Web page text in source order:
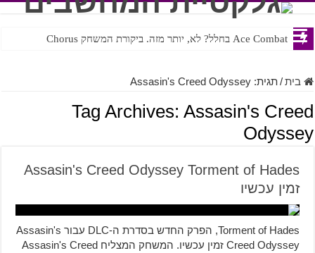
Ace Combat בחלל? לא, יותר מזה. ביקורת המשחק Chorus
בית/תגית:Assasin's Creed Odyssey
Tag Archives: Assasin's Creed
Odyssey
Assasin's Creed Odyssey Torment of Hades
זמין עכשיו
Torment of Hades, הפרק החדש בסדרת ה-DLC עבור Assasin's
Creed Odyssey זמין עכשיו. המשחק המצליח Assasin's Creed